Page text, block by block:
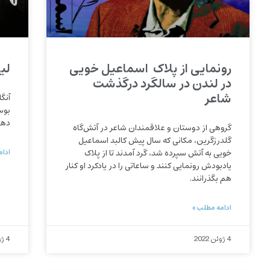
رونمایی از پلاک اسماعیل خویی
در لندن در سالگرد درگذشت
شاعر
گروهی از دوستان و علاقمندان شاعر در آتش‌گاه
گلدرزگرین، مکانی که سال پیش کالبد اسماعیل
خویی به آتش سپرده‌ شد، گرد آمدند تا از پلاک
یادبودش رونمایی کنند و ساعاتی را در یادکرد او کنار
هم بگذرانند.
ادامه مطلب »
4 ژوئن 2022 4 ژوئن 2022